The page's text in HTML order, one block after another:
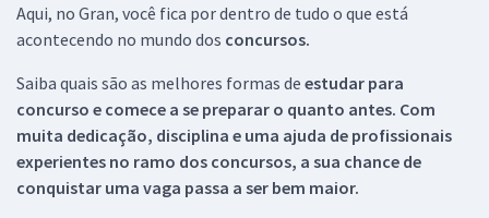
Aqui, no Gran, você fica por dentro de tudo o que está
acontecendo no mundo dos concursos.
Saiba quais são as melhores formas de estudar para
concurso e comece a se preparar o quanto antes. Com
muita dedicação, disciplina e uma ajuda de profissionais
experientes no ramo dos concursos, a sua chance de
conquistar uma vaga passa a ser bem maior.